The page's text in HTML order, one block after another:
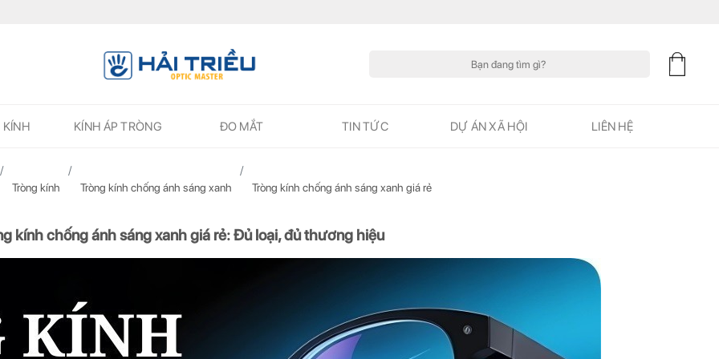
KÍNH KÍNH ÁP TRÒNG ĐO MẮT TIN TỨC DỰ ÁN XÃ HỘI LIÊN HỆ
Tròng kính Tròng kính chống ánh sáng xanh Tròng kính chống ánh sáng xanh giá rẻ
kính chống ánh sáng xanh giá rẻ: Đủ loại, đủ thương hiệu